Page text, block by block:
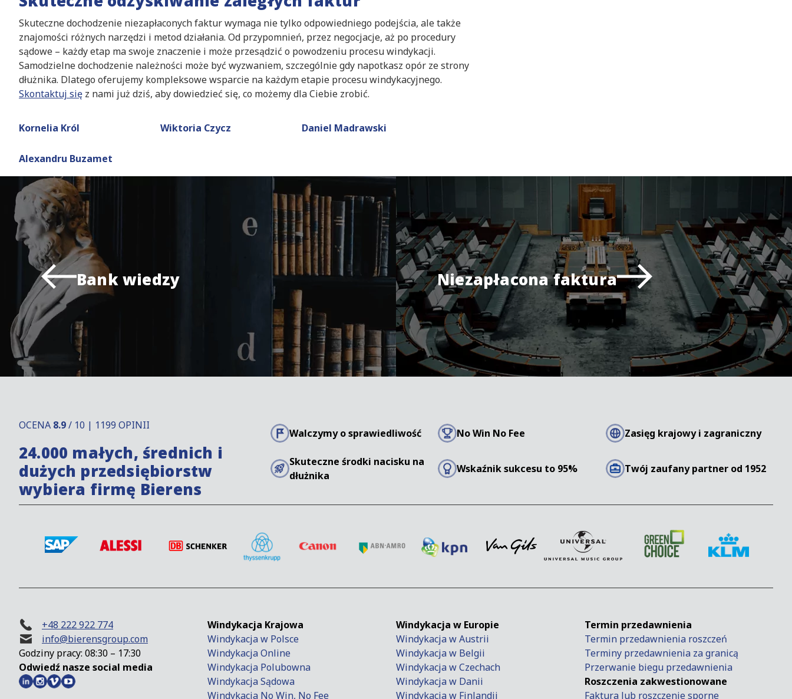
Skuteczne dochodzenie niezapłaconych faktur wymaga nie tylko odpowiedniego podejścia, ale także
znajomości różnych narzędzi i metod działania. Od przypomnień, przez negocjacje, aż po procedury
sądowe – każdy etap ma swoje znaczenie i może przesądzić o powodzeniu procesu windykacji.
Samodzielne dochodzenie należności może być wyzwaniem, szczególnie gdy napotkasz opór ze strony
dłużnika. Dlatego oferujemy kompleksowe wsparcie na każdym etapie procesu windykacyjnego.
Skontaktuj się z nami już dziś, aby dowiedzieć się, co możemy dla Ciebie zrobić.
Kornelia Król Wiktoria Czycz Daniel Madrawski
Alexandru Buzamet
Bank wiedzy Niezapłacona faktura
OCENA 8.9/ 10 | 1199 OPINII
24.000 małych, średnich i
dużych przedsiębiorstw
wybiera firmę Bierens
Walczymy o sprawiedliwość No Win No Fee Zasięg krajowy i zagraniczny
Skuteczne środki nacisku na
dłużnika
Wskaźnik sukcesu to 95% Twój zaufany partner od 1952
+48 222 922 774
info@bierensgroup.com
Godziny pracy: 08:30 – 17:30
Odwiedź nasze social media
Windykacja Krajowa
Windykacja w Polsce
Windykacja Online
Windykacja Polubowna
Windykacja Sądowa
Windykacja No Win, No Fee
Windykacja w Europie
Windykacja w Austrii
Windykacja w Belgii
Windykacja w Czechach
Windykacja w Danii
Windykacja w Finlandii
Termin przedawnienia
Termin przedawnienia roszczeń
Terminy przedawnienia za granicą
Przerwanie biegu przedawnienia
Roszczenia zakwestionowane
Faktura lub roszczenie sporne